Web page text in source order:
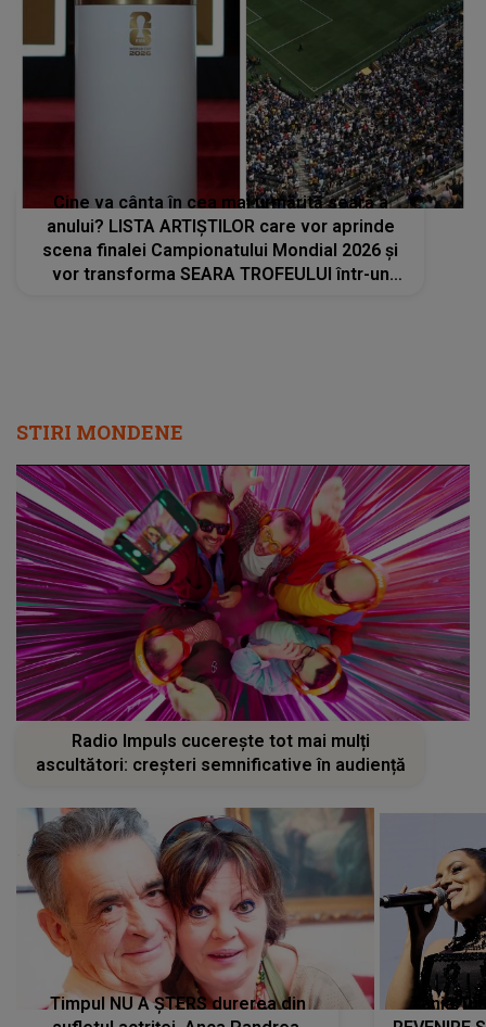
Cine va cânta în cea mai urmărită seară a
anului? LISTA ARTIȘTILOR care vor aprinde
scena finalei Campionatului Mondial 2026 și
vor transforma SEARA TROFEULUI într-un
STIRI MONDENE
Radio Impuls cucerește tot mai mulți
ascultători: creșteri semnificative în audiență
Timpul NU A ȘTERS durerea din
Tania